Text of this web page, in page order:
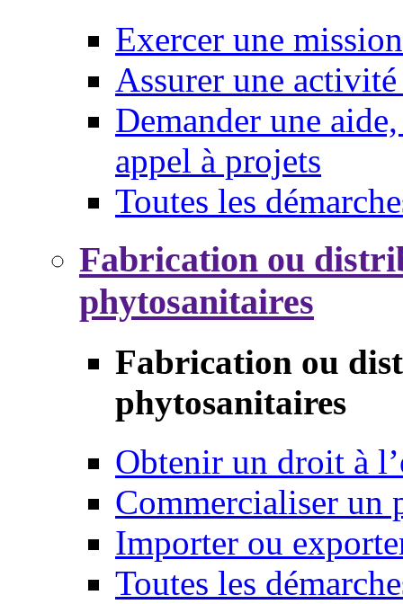
Exercer une mission
Assurer une
Demander une
appel à projets
Toutes les
Fabrication ou
phytosanitaires
Fabrication ou
phytosanitaires
Obtenir un droit à
Commercialiser un
Importer ou
Toutes les